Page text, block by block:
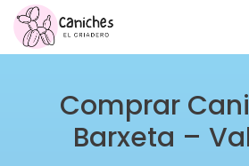
Comprar
Barxeta –